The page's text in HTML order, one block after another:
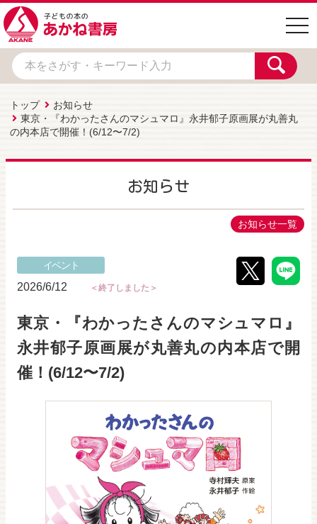
トップ
お知らせ
東京・『わかったさんのマシュマロ』永井郁子原画展が丸善丸
の内本店で開催！(6/12〜7/2)
お知らせ
お知らせ一覧
イベント
2026/6/12 ＜終了しました＞
東京・『わかったさんのマシュマロ』
永井郁子原画展が丸善丸の内本店で開
催！(6/12〜7/2)